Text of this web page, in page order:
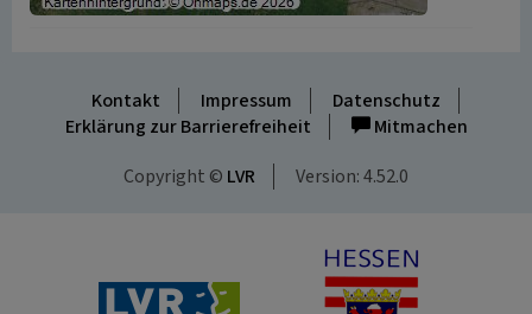
Kontakt Impressum
Datenschutz
Erklärung zur Barrierefreiheit
Mitmachen
Copyright © LVR Version: 4.52.0